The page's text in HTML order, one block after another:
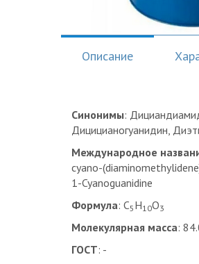
Описание
Синонимы:
Дицицианогуанидин,
Международное
cyano-
1-Cyanoguanidine
Формула: C5 H10O3
Молекулярная масса:
ГОСТ: -